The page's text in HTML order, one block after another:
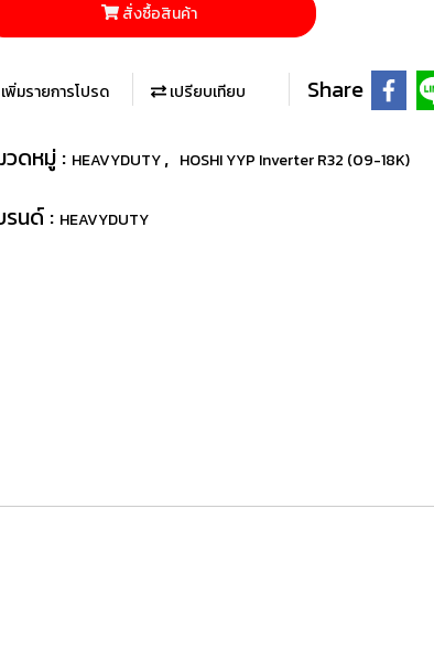
สั่งซื้อสินค้า
เพิ่มรายการโปรด เปรียบเทียบ Share
วดหมู่ : HEAVYDUTY, HOSHI YYP Inverter R32 (09-18K)
รนด์ : HEAVYDUTY